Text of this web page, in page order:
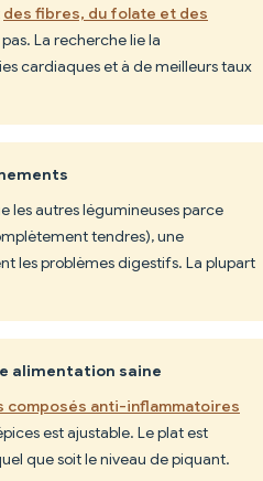
des fibres, du folate et des
La recherche lie la
cardiaques et à de meilleurs taux
les autres légumineuses parce
tendres), une
les problèmes digestifs. La plupart
alimentation saine
composés anti-inflammatoires
est ajustable. Le plat est
que soit le niveau de piquant.